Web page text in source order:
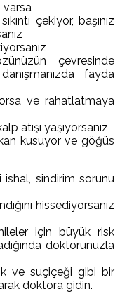
varsa
çekiyor, başınız
çevresinde
fayda
ve rahatlatmaya
atışı yaşıyorsanız
kusuyor ve göğüs
sindirim sorunu
hissediyorsanız
için büyük risk
doktorunuzla
ve suçiçeği gibi bir
doktora gidin.